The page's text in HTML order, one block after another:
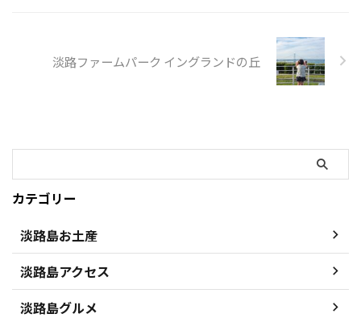
淡路ファームパーク イングランドの丘
カテゴリー
淡路島お土産
淡路島アクセス
淡路島グルメ